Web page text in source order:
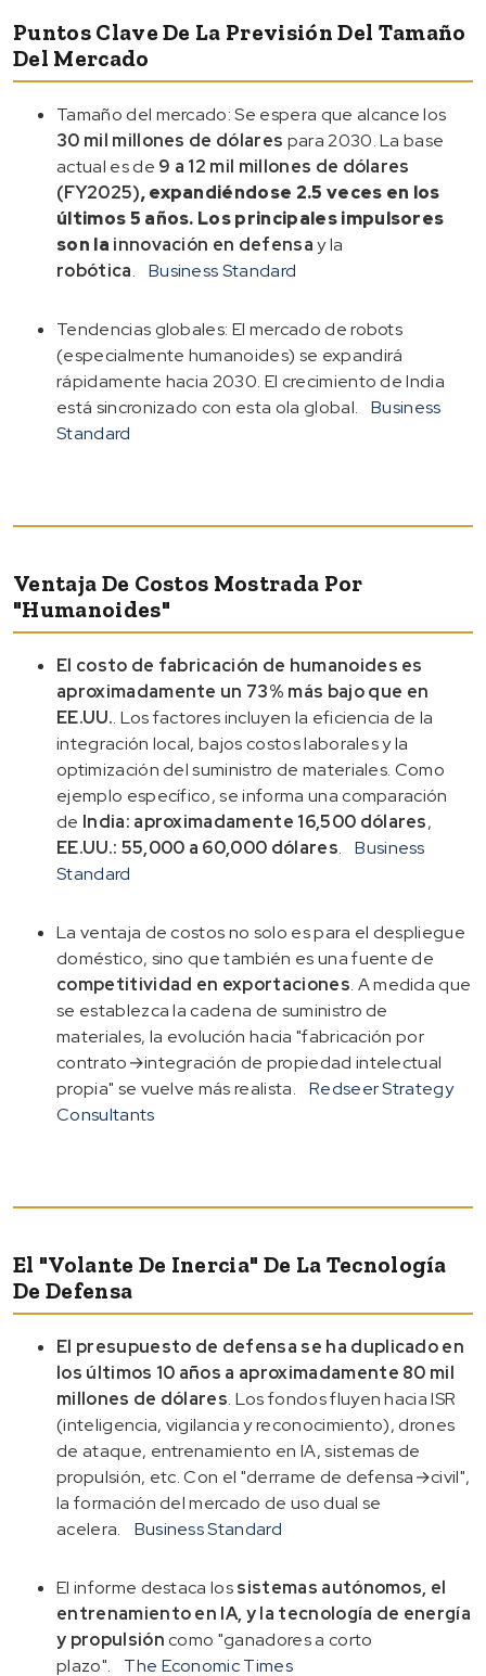
Puntos Clave De La Previsión Del Tamaño
Del Mercado
Tamaño del mercado: Se espera que alcance los
30 mil millones de dólares para 2030. La base
actual es de 9 a 12 mil millones de dólares
(FY2025), expandiéndose 2.5 veces en los
últimos 5 años. Los principales impulsores
son la innovación en defensay la
robótica. Business Standard
Tendencias globales: El mercado de robots
(especialmente humanoides) se expandirá
rápidamente hacia 2030. El crecimiento de India
está sincronizado con esta ola global.
Business
Standard
Ventaja De Costos Mostrada Por
"humanoides"
El costo de fabricación de humanoides es
aproximadamente un 73% más bajo que en
EE.UU.. Los factores incluyen la eficiencia de la
integración local, bajos costos laborales y la
optimización del suministro de materiales. Como
ejemplo específico, se informa una comparación
de India: aproximadamente 16,500 dólares,
EE.UU.: 55,000 a 60,000 dólares.
Business
Standard
La ventaja de costos no solo es para el despliegue
doméstico, sino que también es una fuente de
competitividad en exportaciones. A medida que
se establezca la cadena de suministro de
materiales, la evolución hacia "fabricación por
contrato→integración de propiedad intelectual
propia" se vuelve más realista.
Redseer Strategy
Consultants
El "volante De Inercia" De La Tecnología
De Defensa
El presupuesto de defensa se ha duplicado en
los últimos 10 años a aproximadamente 80 mil
millones de dólares. Los fondos fluyen hacia ISR
(inteligencia, vigilancia y reconocimiento), drones
de ataque, entrenamiento en IA, sistemas de
propulsión, etc. Con el "derrame de defensa→civil",
la formación del mercado de uso dual se
acelera.
Business Standard
El informe destaca lossistemas autónomos, el
entrenamiento en IA, y la tecnología de energía
y propulsión como "ganadores a corto
plazo".
The Economic Times